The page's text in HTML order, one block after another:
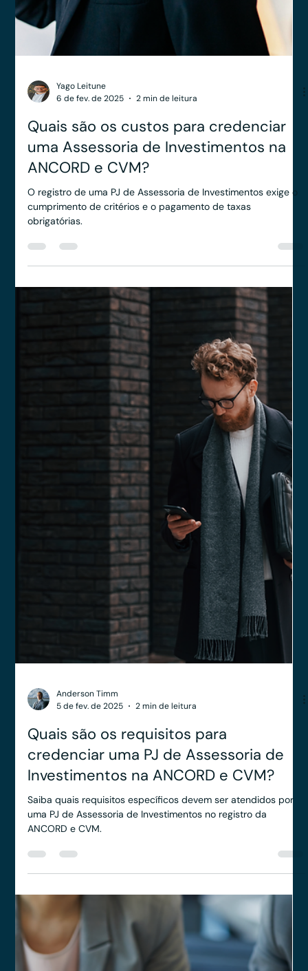
Como funciona o processo de registro
de uma PJ de Assessoria de
Investimentos na ANCORD?
Entenda o processo de registro de uma PJ de Assessoria de
avaliação final.
6 de fev. de 2025
2 min de leitura
Quais são os custos para credenciar
uma Assessoria de Investimentos na
ANCORD e CVM?
O registro de uma PJ de Assessoria de Investimentos exige o
cumprimento de critérios e o pagamento de taxas
obrigatórias.